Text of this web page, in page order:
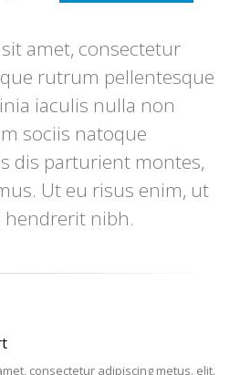
success.
amet, consectetur
rutrum pellentesque
iaculis nulla non
sociis natoque
dis parturient montes,
Ut eu risus enim, ut
hendrerit nibh.
consectetur adipiscing metus. elit.